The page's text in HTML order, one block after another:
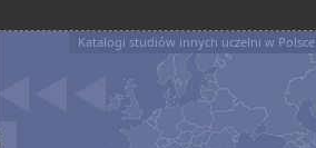
Katalogi studiów innych uczelni w Polsce